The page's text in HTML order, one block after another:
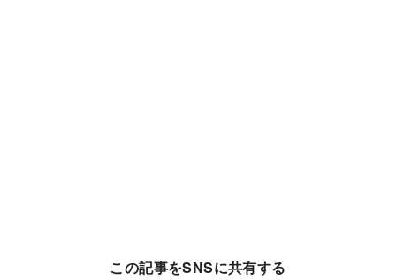
この記事をSNSに共有する